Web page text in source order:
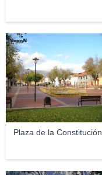
Plaza de la Constitución
YoggyN